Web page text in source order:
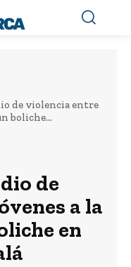
de violencia entre
boliche...
de
a la
en